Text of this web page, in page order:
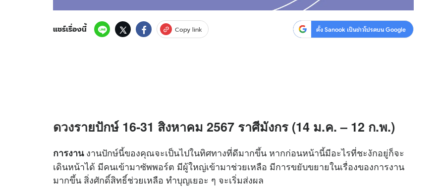
แชร์เรื่องนี้ Copy link ตั้ง Sanook เป็นข่าวโปรดบน Google
ดวงรายปักษ์ 16-31 สิงหาคม 2567 ราศีมังกร (14 ม.ค. – 12 ก.พ.)
การงานงานปักษ์นี้ของคุณจะเป็นไปในทิศทางที่ดีมากขึ้น หากก่อนหน้านี้มีอะไรที่ชะงักอยู่ก็จะ
เดินหน้าได้ มีคนเข้ามาซัพพอร์ต มีผู้ใหญ่เข้ามาช่วยเหลือ มีการขยับขยายในเรื่องของการงาน
มากขึ้น สิ่งศักดิ์สิทธิ์ช่วยเหลือ ทำบุญเยอะ ๆ จะเริ่มส่งผล